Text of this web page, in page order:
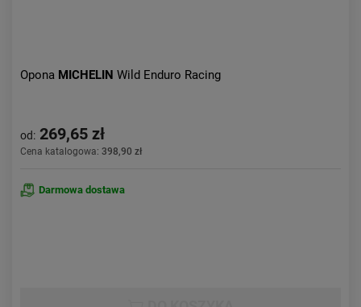
Opona MICHELIN Wild Enduro Racing
od: 269,65 zł
Cena katalogowa: 398,90 zł
Darmowa dostawa